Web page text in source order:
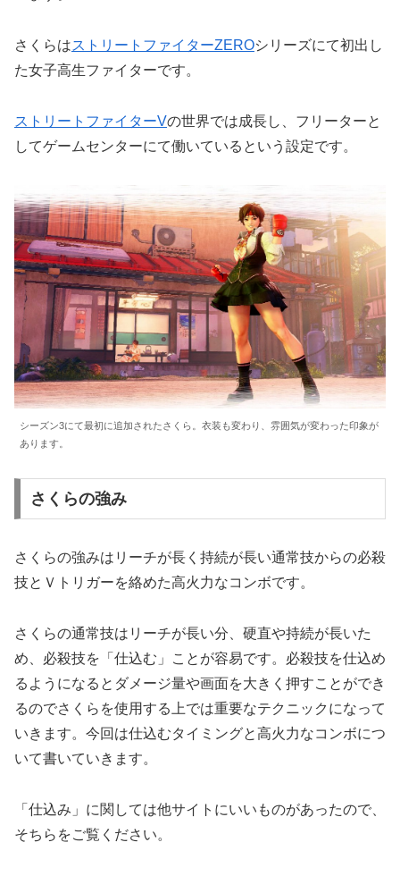
さくらはストリートファイターZEROシリーズにて初出し
た女子高生ファイターです。
ストリートファイターVの世界では成長し、フリーターと
してゲームセンターにて働いているという設定です。
シーズン3にて最初に追加されたさくら。衣装も変わり、雰囲気が変わった印象が
あります。
さくらの強み
さくらの強みはリーチが長く持続が長い通常技からの必殺
技とＶトリガーを絡めた高火力なコンボです。
さくらの通常技はリーチが長い分、硬直や持続が長いた
め、必殺技を「仕込む」ことが容易です。必殺技を仕込め
るようになるとダメージ量や画面を大きく押すことができ
るのでさくらを使用する上では重要なテクニックになって
いきます。今回は仕込むタイミングと高火力なコンボにつ
いて書いていきます。
「仕込み」に関しては他サイトにいいものがあったので、
そちらをご覧ください。